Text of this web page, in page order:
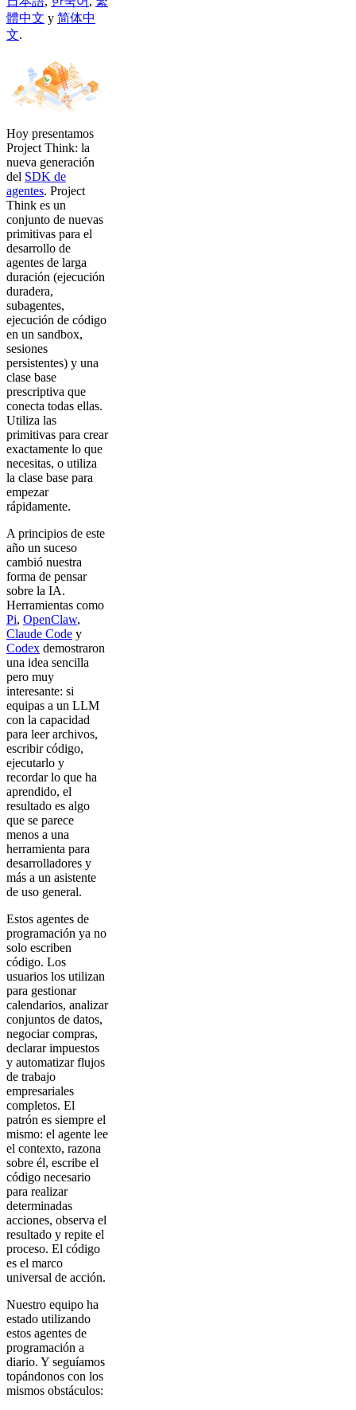
體中文 y 简体中
文.
Hoy presentamos
Project Think: la
nueva generación
del SDK de
agentes. Project
Think es un
conjunto de nuevas
primitivas para el
desarrollo de
agentes de larga
duración (ejecución
duradera,
subagentes,
ejecución de código
en un sandbox,
sesiones
persistentes) y una
clase base
prescriptiva que
conecta todas ellas.
Utiliza las
primitivas para crear
exactamente lo que
necesitas, o utiliza
la clase base para
empezar
rápidamente.
A principios de este
año un suceso
cambió nuestra
forma de pensar
sobre la IA.
Herramientas como
Pi, OpenClaw,
Claude Code y
Codex demostraron
una idea sencilla
pero muy
interesante: si
equipas a un LLM
con la capacidad
para leer archivos,
escribir código,
ejecutarlo y
recordar lo que ha
aprendido, el
resultado es algo
que se parece
menos a una
herramienta para
desarrolladores y
más a un asistente
de uso general.
Estos agentes de
programación ya no
solo escriben
código. Los
usuarios los utilizan
para gestionar
calendarios, analizar
conjuntos de datos,
negociar compras,
declarar impuestos
y automatizar flujos
de trabajo
empresariales
completos. El
patrón es siempre el
mismo: el agente lee
el contexto, razona
sobre él, escribe el
código necesario
para realizar
determinadas
acciones, observa el
resultado y repite el
proceso. El código
es el marco
universal de acción.
Nuestro equipo ha
estado utilizando
estos agentes de
programación a
diario. Y seguíamos
topándonos con los
mismos obstáculos: